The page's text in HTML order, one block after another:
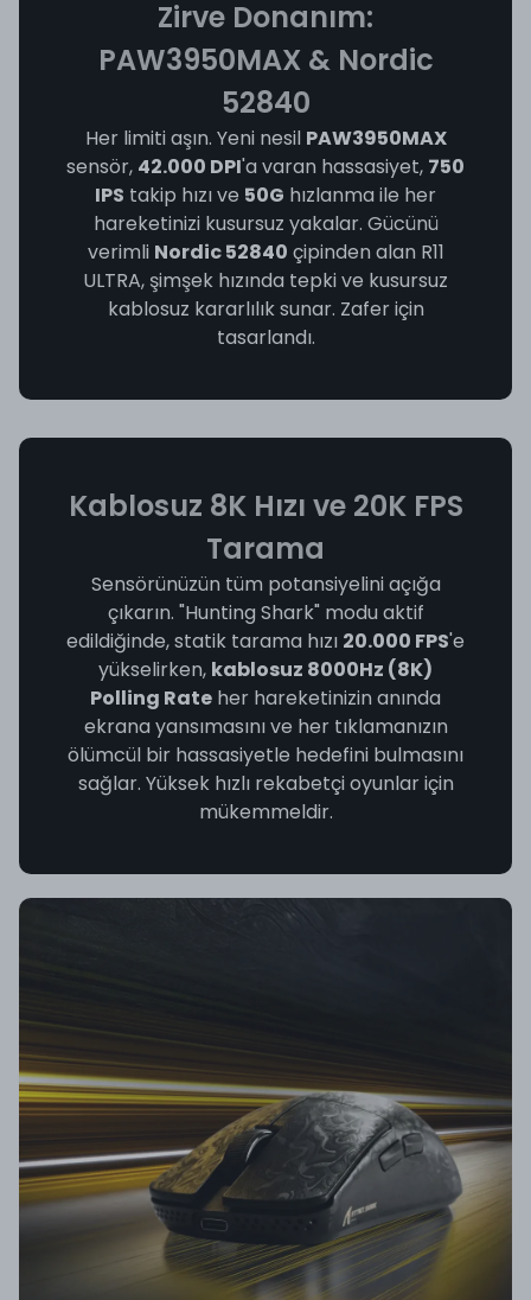
Zirve Donanım:
PAW3950MAX & Nordic
52840
Her limiti aşın. Yeni nesil PAW3950MAX
sensör, 42.000 DPI'a varan hassasiyet, 750
IPS takip hızı ve 50G hızlanma ile her
hareketinizi kusursuz yakalar. Gücünü
verimli Nordic 52840 çipinden alan R11
ULTRA, şimşek hızında tepki ve kusursuz
kablosuz kararlılık sunar. Zafer için
tasarlandı.
Kablosuz 8K Hızı ve 20K FPS
Tarama
Sensörünüzün tüm potansiyelini açığa
çıkarın. "Hunting Shark" modu aktif
edildiğinde, statik tarama hızı 20.000 FPS'e
yükselirken, kablosuz 8000Hz (8K)
Polling Rate her hareketinizin anında
ekrana yansımasını ve her tıklamanızın
ölümcül bir hassasiyetle hedefini bulmasını
sağlar. Yüksek hızlı rekabetçi oyunlar için
mükemmeldir.